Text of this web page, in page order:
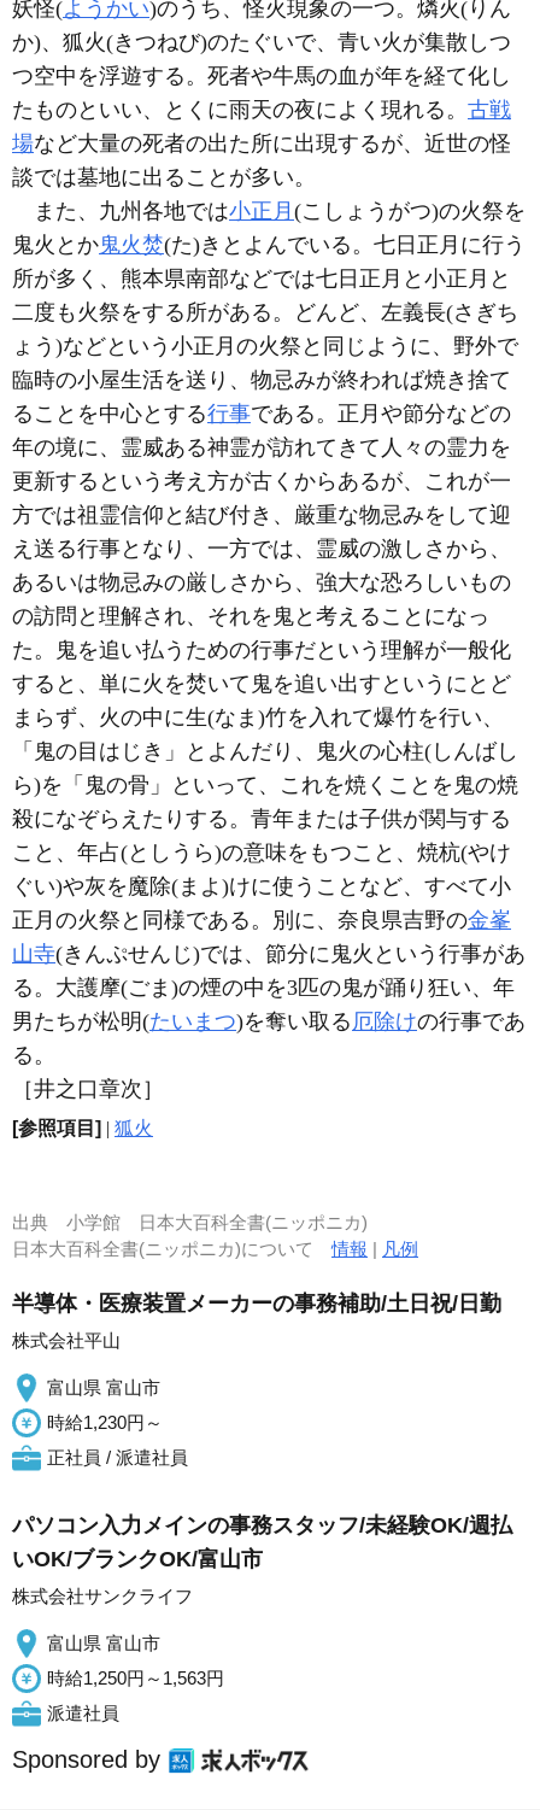
妖怪(ようかい)のうち、怪火現象の一つ。燐火(りん
か)、狐火(きつねび)のたぐいで、青い火が集散しつ
つ空中を浮遊する。死者や牛馬の血が年を経て化し
たものといい、とくに雨天の夜によく現れる。 古戦
場など大量の死者の出た所に出現するが、近世の怪
談では墓地に出ることが多い。
また、九州各地では小正月 (こしょうがつ)の火祭を
鬼火とか鬼火焚(た)きとよんでいる。七日正月に行う
所が多く、熊本県南部などでは七日正月と小正月と
二度も火祭をする所がある。どんど、左義長(さぎち
ょう)などという小正月の火祭と同じように、野外で
臨時の小屋生活を送り、物忌みが終われば焼き捨て
ることを中心とする行事である。正月や節分などの
年の境に、霊威ある神霊が訪れてきて人々の霊力を
更新するという考え方が古くからあるが、これが一
方では祖霊信仰と結び付き、厳重な物忌みをして迎
え送る行事となり、一方では、霊威の激しさから、
あるいは物忌みの厳しさから、強大な恐ろしいもの
の訪問と理解され、それを鬼と考えることになっ
た。鬼を追い払うための行事だという理解が一般化
すると、単に火を焚いて鬼を追い出すというにとど
まらず、火の中に生(なま)竹を入れて爆竹を行い、
「鬼の目はじき」とよんだり、鬼火の心柱(しんばし
ら)を「鬼の骨」といって、これを焼くことを鬼の焼
殺になぞらえたりする。青年または子供が関与する
こと、年占(としうら)の意味をもつこと、焼杭(やけ
ぐい)や灰を魔除(まよ)けに使うことなど、すべて小
正月の火祭と同様である。別に、奈良県吉野の金峯
山寺(きんぷせんじ)では、節分に鬼火という行事があ
る。大護摩(ごま)の煙の中を3匹の鬼が踊り狂い、年
男たちが松明(たいまつ)を奪い取る 厄除けの行事であ
る。
［井之口章次］
[参照項目] | 狐火
出典 小学館 日本大百科全書(ニッポニカ)
日本大百科全書(ニッポニカ)について情報 | 凡例
半導体・医療装置メーカーの事務補助/土日祝/日勤
株式会社平山
富山県 富山市
時給1,230円～
正社員 / 派遣社員
パソコン入力メインの事務スタッフ/未経験OK/週払
いOK/ブランクOK/富山市
株式会社サンクライフ
富山県 富山市
時給1,250円～1,563円
派遣社員
Sponsored by